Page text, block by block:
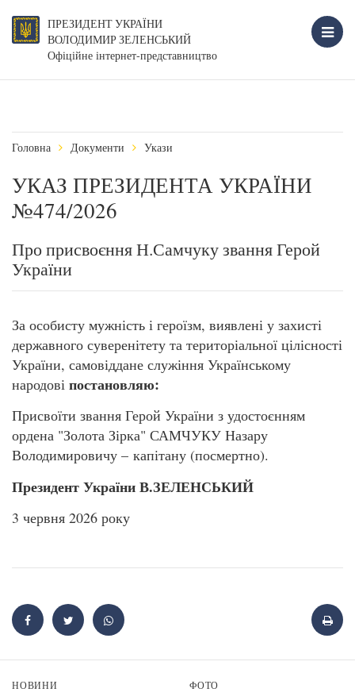
ПРЕЗИДЕНТ УКРАЇНИ
ВОЛОДИМИР ЗЕЛЕНСЬКИЙ
Офіційне інтернет-представництво
Головна Документи Укази
УКАЗ ПРЕЗИДЕНТА УКРАЇНИ
№474/2026
Про присвоєння Н.Самчуку звання Герой
України
За особисту мужність і героїзм, виявлені у захисті
державного суверенітету та територіальної цілісності
України, самовіддане служіння Українському
народові постановляю:
Присвоїти звання Герой України з удостоєнням
ордена "Золота Зірка" САМЧУКУ Назару
Володимировичу – капітану (посмертно).
Президент України В.ЗЕЛЕНСЬКИЙ
3 червня 2026 року
НОВИНИ ФОТО